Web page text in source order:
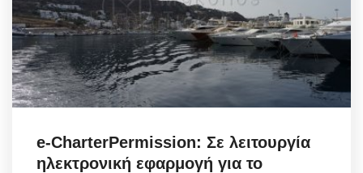
e-CharterPermission: Σε λειτουργία
ηλεκτρονική εφαρμογή για το